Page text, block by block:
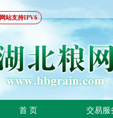
网站支持IPV6
首 页 交易服